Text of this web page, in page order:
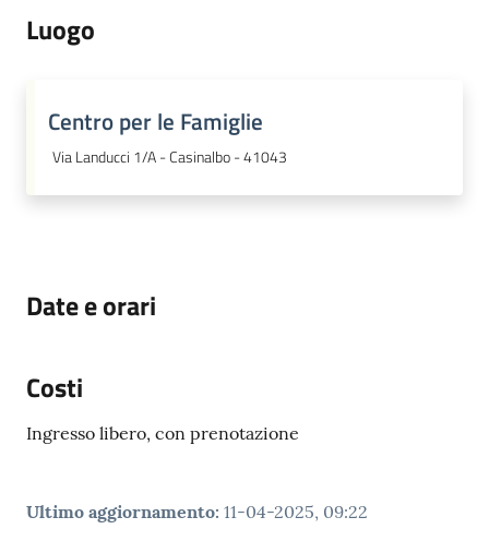
Luogo
Centro per le Famiglie
Via Landucci 1/A - Casinalbo - 41043
Date e orari
Costi
Ingresso libero, con prenotazione
Ultimo aggiornamento: 11-04-2025, 09:22